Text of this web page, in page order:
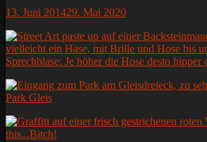
Posted
13. Juni 201429. Mai 2020